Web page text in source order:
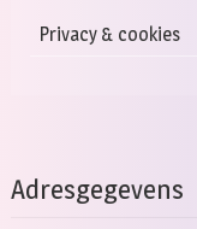
Privacy & cookies
Adresgegevens